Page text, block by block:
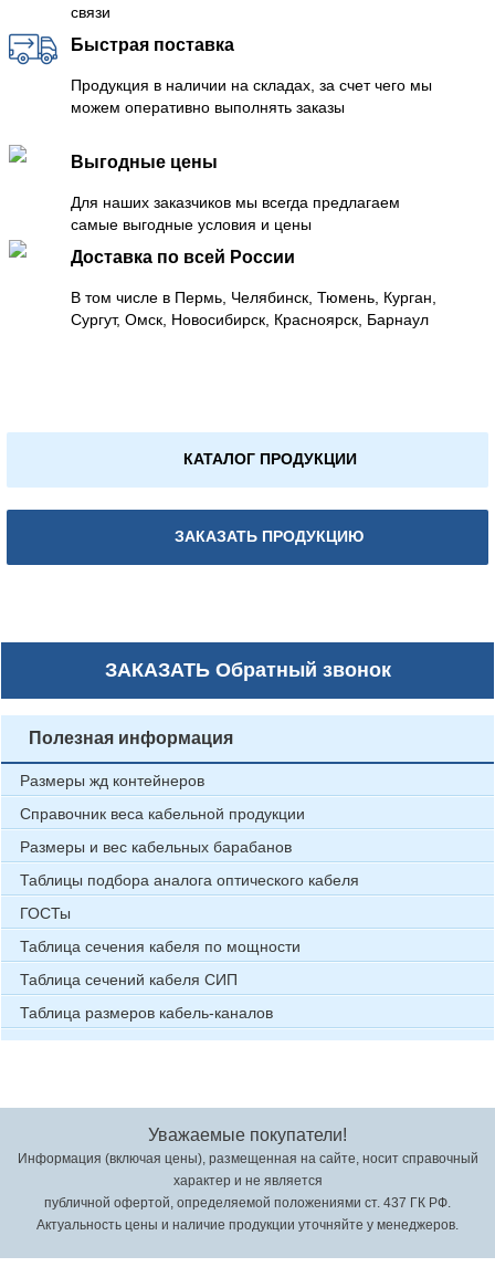
связи
Быстрая поставка
Продукция в наличии на складах, за счет чего мы
можем оперативно выполнять заказы
Выгодные цены
Для наших заказчиков мы всегда предлагаем
самые выгодные условия и цены
Доставка по всей России
В том числе в Пермь, Челябинск, Тюмень, Курган,
Сургут, Омск, Новосибирск, Красноярск, Барнаул
КАТАЛОГ ПРОДУКЦИИ
ЗАКАЗАТЬ ПРОДУКЦИЮ
ЗАКАЗАТЬОбратный звонок
Полезная информация
Размеры жд контейнеров
Справочник веса кабельной продукции
Размеры и вес кабельных барабанов
Таблицы подбора аналога оптического кабеля
ГОСТы
Таблица сечения кабеля по мощности
Таблица сечений кабеля СИП
Таблица размеров кабель-каналов
Уважаемые покупатели!
Информация (включая цены), размещенная на сайте, носит справочный
характер и не является
публичной офертой, определяемой положениями ст. 437 ГК РФ.
Актуальность цены и наличие продукции уточняйте у менеджеров.